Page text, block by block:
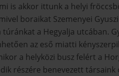
is akkor ittunk a helyi
boraikat Szemenyei
a Hegyalja utcában.
az eső miatti
a helyközi busz felért a
részére benevezett